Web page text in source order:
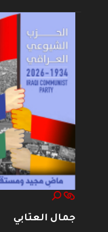
جمال العتابي